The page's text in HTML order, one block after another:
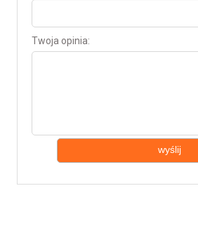
Twoja opinia:
wyślij